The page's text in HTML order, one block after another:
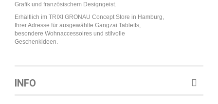
Grafik und französischem Designgeist.
Erhältlich im TRIXI GRONAU Concept Store in Hamburg,
Ihrer Adresse für ausgewählte Gangzai Tabletts,
besondere Wohnaccessoires und stilvolle
Geschenkideen.
INFO